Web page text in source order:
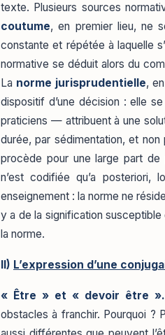
texte. Plusieurs sources
coutume, en premier lieu, ne
constante et répétée à laquelle
normative se déduit alors du
La norme jurisprudentielle,
dispositif d’une décision : elle
praticiens — attribuent à une
durée, par sédimentation, et non
procède pour une large part de
n’est codifiée qu’a posteriori,
enseignement : la norme ne
y a de la signification susceptible
la norme.
II) L’expression d’une
« Être » et « devoir être ».
obstacles à franchir. Pourquoi ?